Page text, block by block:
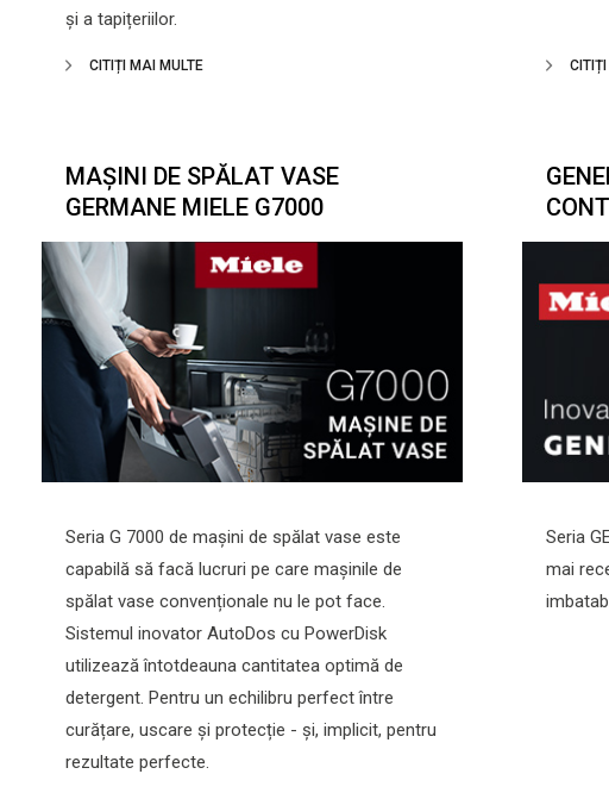
și a tapițeriilor.
CITIȚI MAI MULTE
MAȘINI DE SPĂLAT VASE
GERMANE MIELE G7000
Seria G 7000 de mașini de spălat vase este
capabilă să facă lucruri pe care mașinile de
spălat vase convenționale nu le pot face.
Sistemul inovator AutoDos cu PowerDisk
utilizează întotdeauna cantitatea optimă de
detergent. Pentru un echilibru perfect între
curățare, uscare și protecție - și, implicit, pentru
rezultate perfecte.
Seria
mai